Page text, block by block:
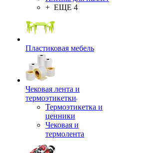
+ ЕЩЕ 4
Пластиковая мебель
Чековая лента и
термоэтикетки
Термоэтикетка и
ценники
Чековая и
термолента